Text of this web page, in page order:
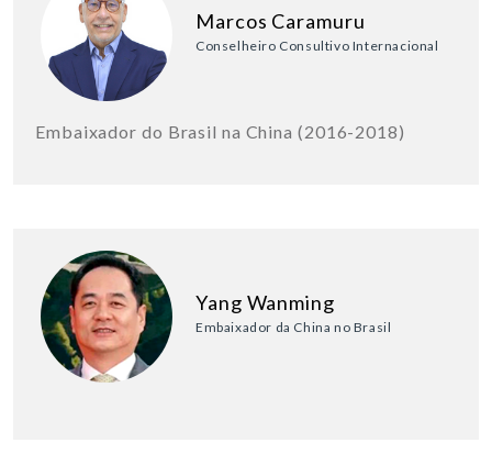
Marcos Caramuru
Conselheiro Consultivo Internacional
Embaixador do Brasil na China (2016-2018)
Yang Wanming
Embaixador da China no Brasil